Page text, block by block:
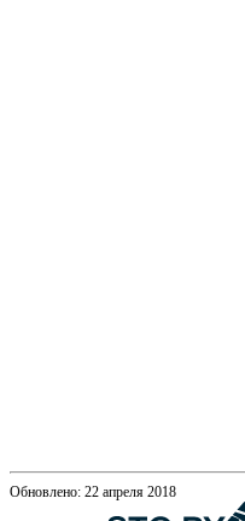
Обновлено: 22 апреля 2018